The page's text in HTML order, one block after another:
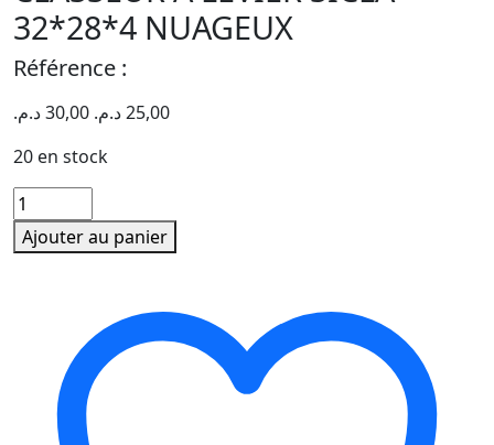
32*28*4 NUAGEUX
Référence :
30,00د.م. 25,00د.م.
20 en stock
quantité
de
CLASSEUR
32*28*4
NUAGEUX
Ajouter au panier